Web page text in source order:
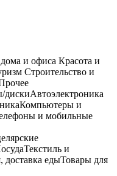
и офиса Красота и
Строительство и
Автоэлектроника
Компьютеры и
и мобильные
Текстиль и
доставка едыТовары для